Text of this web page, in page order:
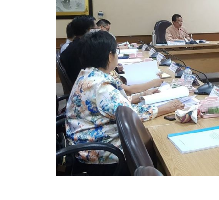
ข้อบัญญัติอื่นๆ ของ อบจ.สุพรรณบุรี
รายงานการประชุมสภา อบจ.สุพรรณบุรี
รายงานรายรับรายจ่าย อบจ.สุพรรณบุรี
รายงานการติดตามและประเมินผลแผนพัฒนาท้อง
สรุปผลการประเมินความพึงพอใจ
ระบบสืบค้นข้อมูล ประกาศ ก.จ.จ. สุพรรณบุรี (พ.ศ
Document